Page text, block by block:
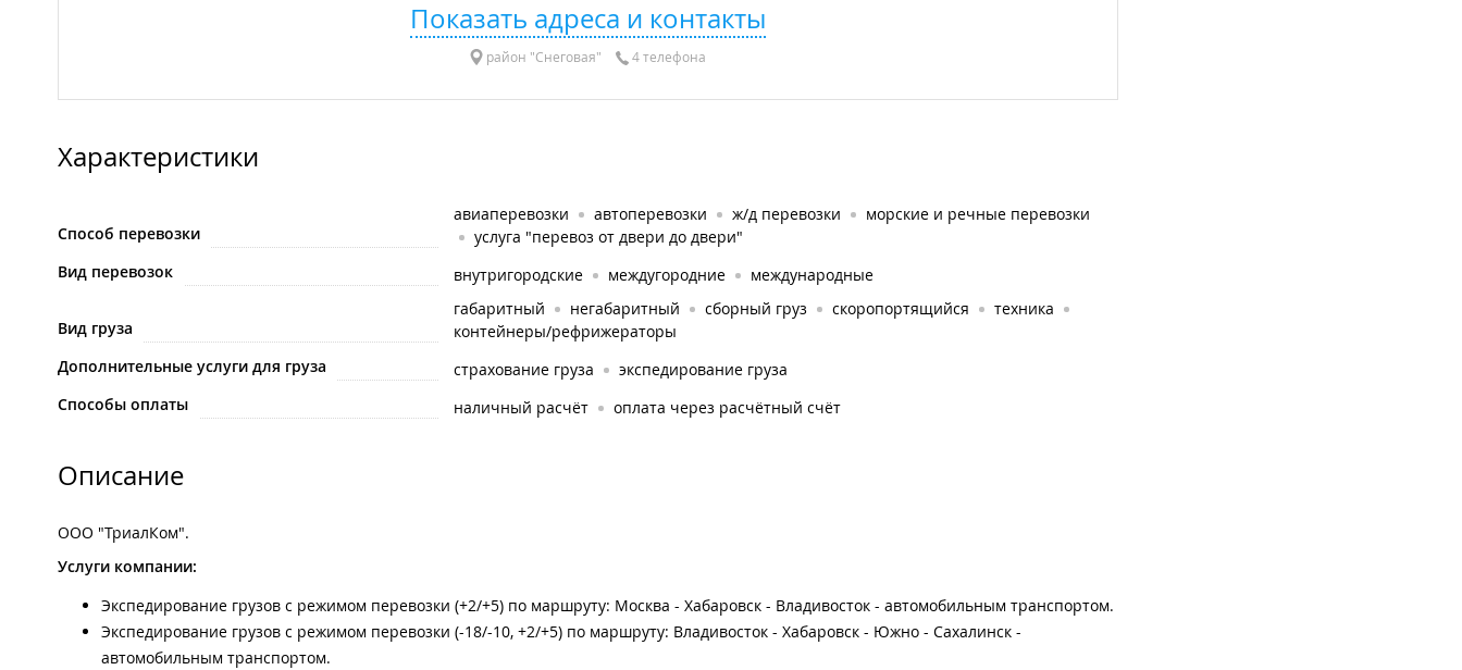
Показать адреса и контакты
район "Снеговая" 4 телефона
Характеристики
Способ перевозки
авиаперевозки автоперевозки ж/д перевозки
морские и речные перевозки
услуга "перевоз от двери до двери"
Вид перевозок
внутригородские междугородние международные
Вид груза
габаритный негабаритный сборный груз скоропортящийся
техника
контейнеры/рефрижераторы
Дополнительные услуги для груза
страхование груза
экспедирование груза
Способы оплаты
наличный расчёт оплата через расчётный счёт
Описание
ООО "ТриалКом".
Услуги компании:
Экспедирование грузов с режимом перевозки (+2/+5) по маршруту: Москва - Хабаровск - Владивосток - автомобильным транспортом.
Экспедирование грузов с режимом перевозки (-18/-10, +2/+5) по маршруту: Владивосток - Хабаровск - Южно - Сахалинск -
автомобильным транспортом.